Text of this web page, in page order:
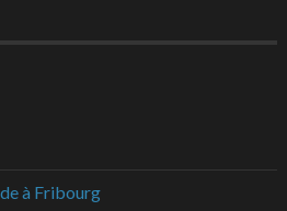
à Fribourg